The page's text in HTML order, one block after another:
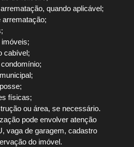
quando aplicável;
arrematação;
cabível;
físicas;
ou área, se necessário.
pode envolver atenção
vaga de garagem, cadastro
do imóvel.